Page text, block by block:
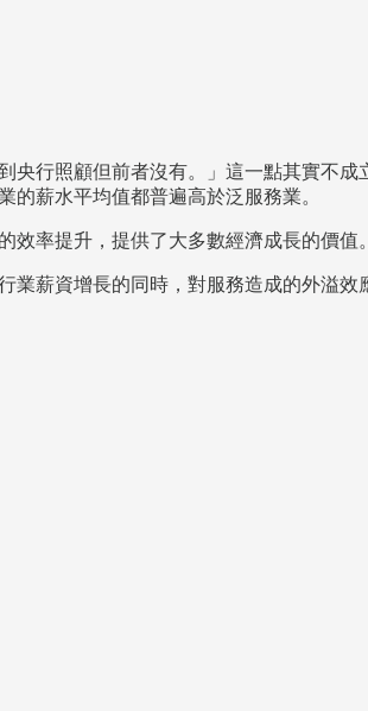
央行照顧但前者沒有。」這一點其實不
薪水平均值都普遍高於泛服務業。
效率提升，提供了大多數經濟成長的價值
業薪資增長的同時，對服務造成的外溢效